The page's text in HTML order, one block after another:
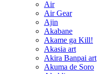
Air
Air Gear
Ajin
Akabane
Akame ga Kill!
Akasia art
Akira Banpai art
Akuma de Soro